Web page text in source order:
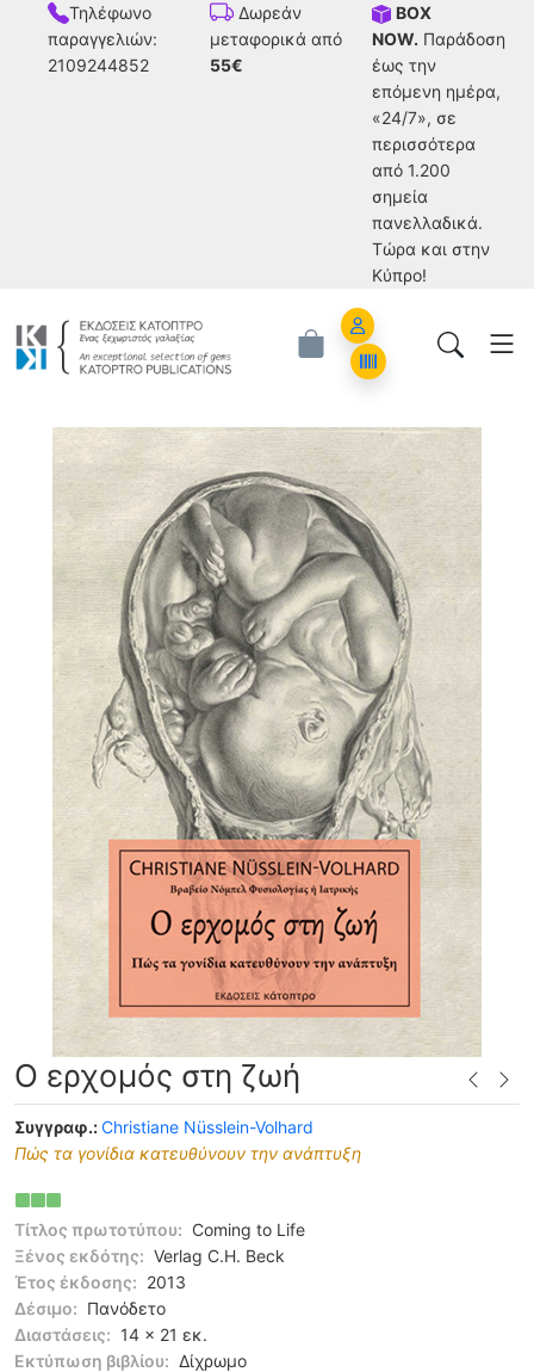
Τηλέφωνο
παραγγελιών:
2109244852
Δωρεάν
μεταφορικά από
55€
BOX
NOW. Παράδοση
έως την
επόμενη ημέρα,
«24/7», σε
περισσότερα
από 1.200
σημεία
πανελλαδικά.
Tώρα και στην
Κύπρο!
Account
Orders
Ο ερχομός στη ζωή
Συγγραφ.:Christiane Nüsslein-Volhard
Πώς τα γονίδια κατευθύνουν την ανάπτυξη
Τίτλος πρωτοτύπου: Coming to Life
Ξένος εκδότης: Verlag C.H. Beck
Έτος έκδοσης: 2013
Δέσιμο: Πανόδετο
Διαστάσεις: 14 x 21 εκ.
Εκτύπωση βιβλίου: Δίχρωμο